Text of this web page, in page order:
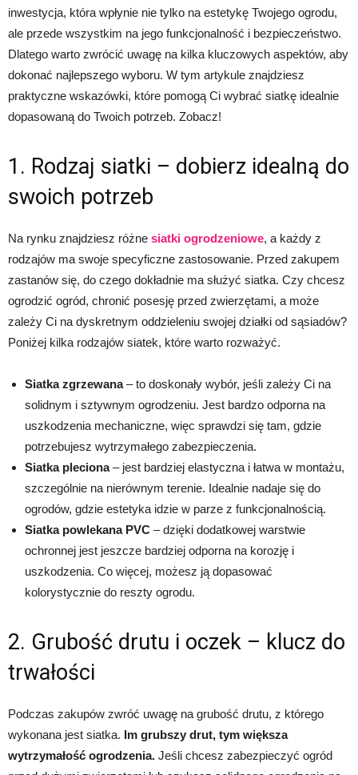
inwestycja, która wpłynie nie tylko na estetykę Twojego ogrodu,
ale przede wszystkim na jego funkcjonalność i bezpieczeństwo.
Dlatego warto zwrócić uwagę na kilka kluczowych aspektów, aby
dokonać najlepszego wyboru. W tym artykule znajdziesz
praktyczne wskazówki, które pomogą Ci wybrać siatkę idealnie
dopasowaną do Twoich potrzeb. Zobacz!
1. Rodzaj siatki – dobierz idealną do
swoich potrzeb
Na rynku znajdziesz różne siatki ogrodzeniowe, a każdy z
rodzajów ma swoje specyficzne zastosowanie. Przed zakupem
zastanów się, do czego dokładnie ma służyć siatka. Czy chcesz
ogrodzić ogród, chronić posesję przed zwierzętami, a może
zależy Ci na dyskretnym oddzieleniu swojej działki od sąsiadów?
Poniżej kilka rodzajów siatek, które warto rozważyć.
Siatka zgrzewana– to doskonały wybór, jeśli zależy Ci na
solidnym i sztywnym ogrodzeniu. Jest bardzo odporna na
uszkodzenia mechaniczne, więc sprawdzi się tam, gdzie
potrzebujesz wytrzymałego zabezpieczenia.
Siatka pleciona– jest bardziej elastyczna i łatwa w montażu,
szczególnie na nierównym terenie. Idealnie nadaje się do
ogrodów, gdzie estetyka idzie w parze z funkcjonalnością.
Siatka powlekana PVC – dzięki dodatkowej warstwie
ochronnej jest jeszcze bardziej odporna na korozję i
uszkodzenia. Co więcej, możesz ją dopasować
kolorystycznie do reszty ogrodu.
2. Grubość drutu i oczek – klucz do
trwałości
Podczas zakupów zwróć uwagę na grubość drutu, z którego
wykonana jest siatka. Im grubszy drut, tym większa
wytrzymałość ogrodzenia. Jeśli chcesz zabezpieczyć ogród